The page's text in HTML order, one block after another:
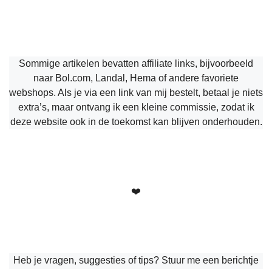
Sommige artikelen bevatten affiliate links, bijvoorbeeld
naar Bol.com, Landal, Hema of andere favoriete
webshops. Als je via een link van mij bestelt, betaal je niets
extra’s, maar ontvang ik een kleine commissie, zodat ik
deze website ook in de toekomst kan blijven onderhouden.
❤️
Heb je vragen, suggesties of tips? Stuur me een berichtje